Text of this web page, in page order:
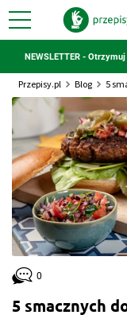
NEWSLETTER -
Przepisy.pl Blog 5
5 smacznych
0